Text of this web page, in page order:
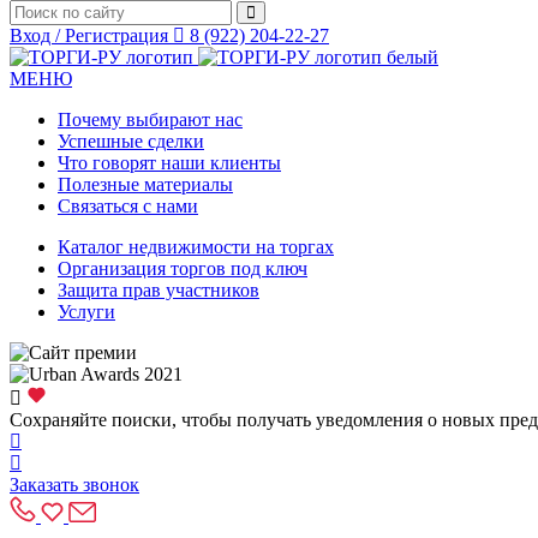
Вход / Регистрация 8 (922) 204-22-27
МЕНЮ
Почему выбирают нас
Успешные сделки
Что говорят наши клиенты
Полезные материалы
Связаться с нами
Каталог недвижимости на торгах
Организация торгов под ключ
Защита прав участников
Услуги
Сохраняйте поиски, чтобы получать уведомления о новых
Заказать звонок